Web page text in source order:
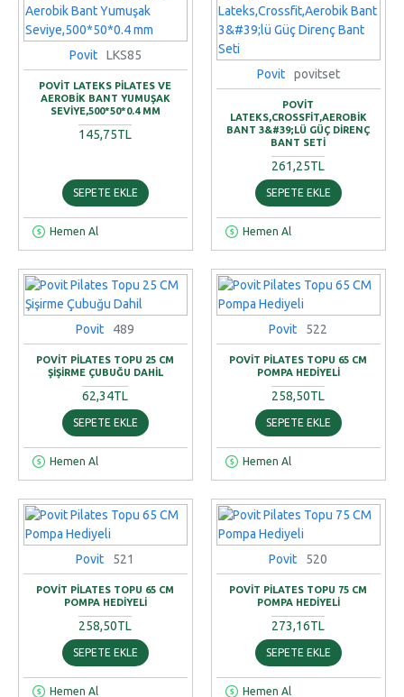
Povit LKS85
POVIT LATEKS PILATES VE
AEROBIK BANT YUMUŞAK
SEVIYE,500*50*0.4 MM
145,75TL
SEPETE EKLE
Hemen Al
Povit povitset
POVIT
LATEKS,CROSSFIT,AEROBIK
BANT 3&#39;LÜ GÜÇ DIRENÇ
BANT SETI
261,25TL
SEPETE EKLE
Hemen Al
Povit 489
POVIT PILATES TOPU 25 CM
ŞIŞIRME ÇUBUĞU DAHIL
62,34TL
SEPETE EKLE
Hemen Al
Povit 522
POVIT PILATES TOPU 65 CM
POMPA HEDIYELI
258,50TL
SEPETE EKLE
Hemen Al
Povit 521
POVIT PILATES TOPU 65 CM
POMPA HEDIYELI
258,50TL
SEPETE EKLE
Hemen Al
Povit 520
POVIT PILATES TOPU 75 CM
POMPA HEDIYELI
273,16TL
SEPETE EKLE
Hemen Al